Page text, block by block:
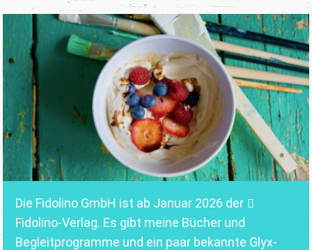
Die Fidolino GmbH ist ab Januar 2026 der
Fidolino-Verlag. Es gibt meine Bücher und
Begleitprogramme und ein paar bekannte Glyx-